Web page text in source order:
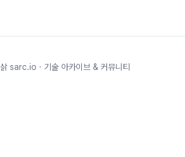
삵 sarc.io · 기술 아카이브 & 커뮤니티